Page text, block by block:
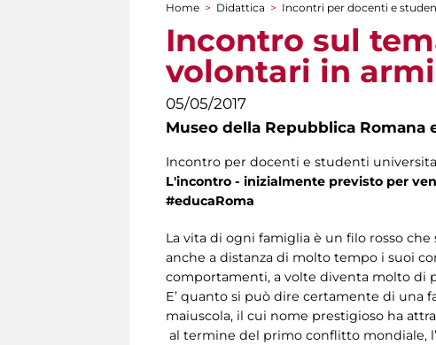
Tu sei qui
Home > Didattica > Incontri per docenti e
Incontro sul
volontari in
05/05/2017
Museo della Repubblica Romana
Incontro per docenti e studenti
L'incontro - inizialmente previsto per
#educaRoma
La vita di ogni famiglia è un filo rosso
anche a distanza di molto tempo i suoi
comportamenti, a volte diventa molto di
E’ quanto si può dire certamente di una
maiuscola, il cui nome prestigioso ha
al termine del primo conflitto mondiale,